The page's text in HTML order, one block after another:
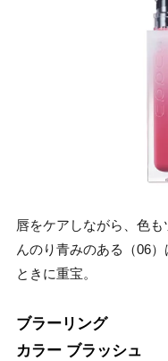
唇をケアしながら、色
んのり青みのある（06
ときに重宝。
ブラーリング
カラー ブラッシュ